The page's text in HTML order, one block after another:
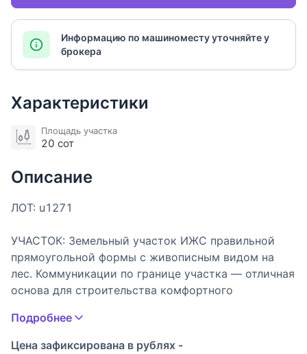
Информацию по машиноместу уточняйте у
брокера
Характеристики
Площадь участка
20 сот
Описание
ЛОТ: u1271
УЧАСТОК: Земельный участок ИЖС правильной
прямоугольной формы с живописным видом на
лес. Коммуникации по границе участка — отличная
основа для строительства комфортного
ОПИСАНИЕ ПОСЁЛКА: Новый лесной посёлок на
Подробнее
Цена зафиксирована в рублях -